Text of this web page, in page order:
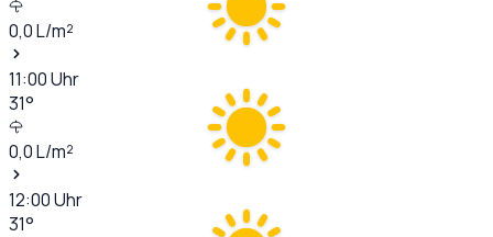
0,0L/m²
11:00Uhr
31°
0,0L/m²
12:00Uhr
31°